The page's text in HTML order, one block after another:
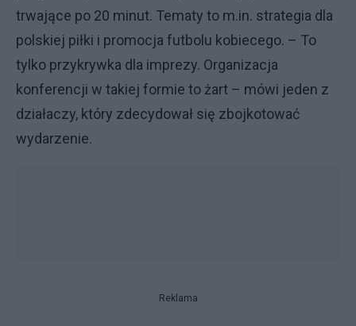
trwające po 20 minut. Tematy to m.in. strategia dla
polskiej piłki i promocja futbolu kobiecego. – To
tylko przykrywka dla imprezy. Organizacja
konferencji w takiej formie to żart – mówi jeden z
działaczy, który zdecydował się zbojkotować
wydarzenie.
Reklama